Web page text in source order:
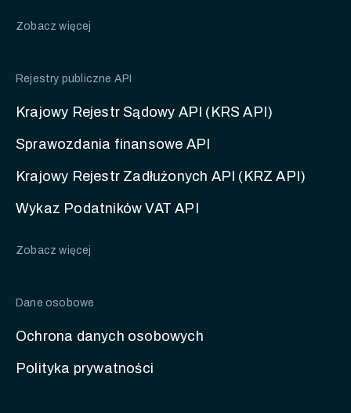
Zobacz więcej
Rejestry publiczne API
Krajowy Rejestr Sądowy API (KRS API)
Sprawozdania finansowe API
Krajowy Rejestr Zadłużonych API (KRZ API)
Wykaz Podatników VAT API
Zobacz więcej
Dane osobowe
Ochrona danych osobowych
Polityka prywatności